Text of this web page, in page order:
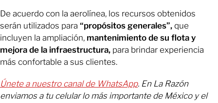
De acuerdo con la aerolínea, los recursos obtenidos
serán utilizados para “propósitos generales”, que
incluyen la ampliación, mantenimiento de su flota y
mejora de la infraestructura, para brindar experiencia
más confortable a sus clientes.
Únete a nuestro canal de WhatsApp. En La Razón
enviamos a tu celular lo más importante de México y el